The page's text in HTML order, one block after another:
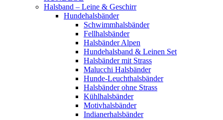
Halsband – Leine & Geschirr
Hundehalsbänder
Schwimmhalsbänder
Fellhalsbänder
Halsbänder Alpen
Hundehalsband & Leinen Set
Halsbänder mit Strass
Malucchi Halsbänder
Hunde-Leuchthalsbänder
Halsbänder ohne Strass
Kühlhalsbänder
Motivhalsbänder
Indianerhalsbänder